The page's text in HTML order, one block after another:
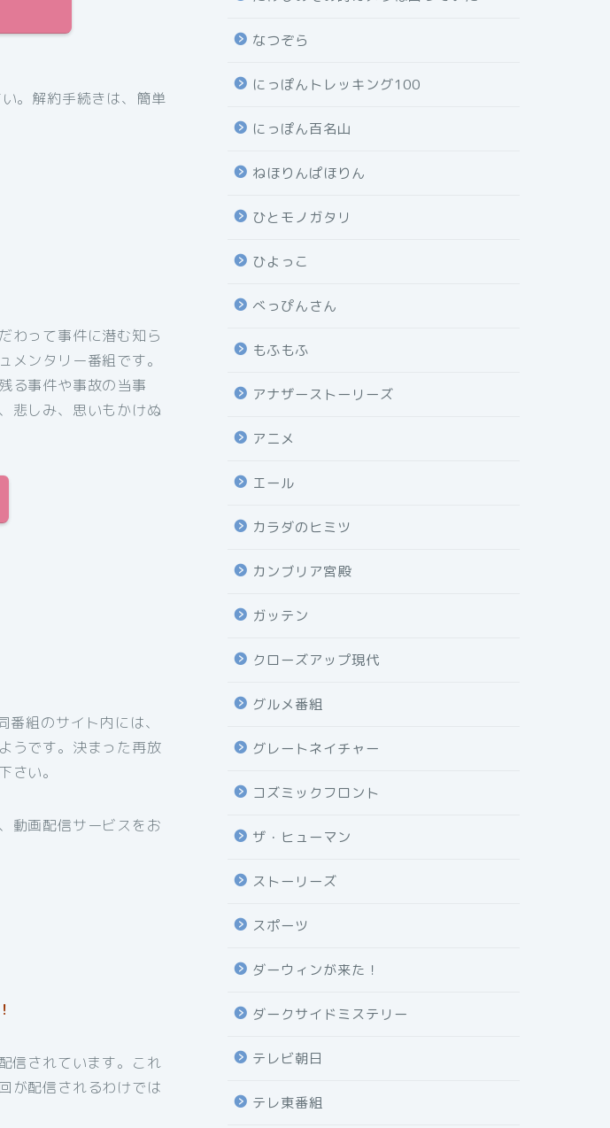
。解約手続きは、簡単
わって事件に潜む知ら
ンタリー番組です。
る事件や事故の当事
悲しみ、思いもかけぬ
番組のサイト内には、
うです。決まった再放
さい。
動画配信サービスをお
信されています。これ
が配信されるわけでは
なつぞら
にっぽんトレッキング100
にっぽん百名山
ねほりんぱほりん
ひとモノガタリ
ひよっこ
べっぴんさん
もふもふ
アナザーストーリーズ
アニメ
エール
カラダのヒミツ
カンブリア宮殿
ガッテン
クローズアップ現代
グルメ番組
グレートネイチャー
コズミックフロント
ザ・ヒューマン
ストーリーズ
スポーツ
ダーウィンが来た！
ダークサイドミステリー
テレビ朝日
テレ東番組